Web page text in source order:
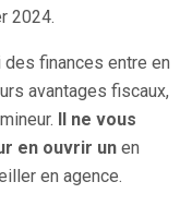
2024.
des finances entre en
avantages fiscaux,
Il ne vous
en ouvrir un en
en agence.